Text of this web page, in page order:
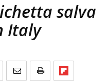
salva
Italy